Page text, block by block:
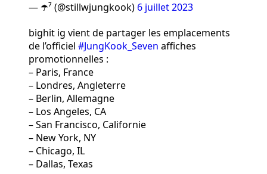
— ☂️⁷ (@stillwjungkook) 6 juillet 2023
bighit ig vient de partager les emplacements
de l’officiel #JungKook_Seven affiches
promotionnelles :
– Paris, France
– Londres, Angleterre
– Berlin, Allemagne
– Los Angeles, CA
– San Francisco, Californie
– New York, NY
– Chicago, IL
– Dallas, Texas